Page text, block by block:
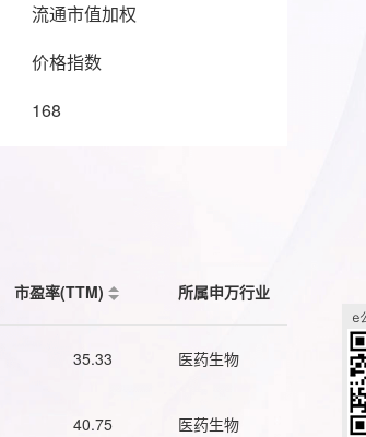
流通市值加权
价格指数
168
市盈率(TTM) 所属申万行业
35.33 医药生物
40.75 医药生物